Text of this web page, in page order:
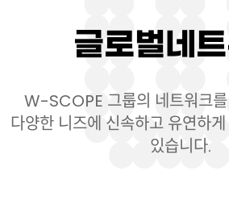
글로벌네
W-SCOPE 그룹의 네트워크를
다양한 니즈에 신속하고 유연하
있습니다.